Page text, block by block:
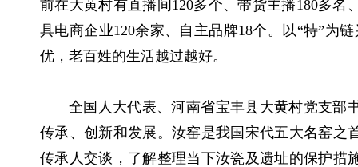
前在大黄村有直播间120多个、带货主播180多
具电商企业120余家、自主品牌18个。以“特”为
优，老百姓的生活越过越好。
全国人大代表、河南省宝丰县大黄村党支部
传承、创新和发展。汝窑是我国宋代五大名窑之
传承人交谈，了解整理当下汝瓷及遗址的保护措